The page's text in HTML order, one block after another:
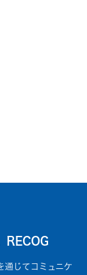
RECOG
通じてコミュニケ